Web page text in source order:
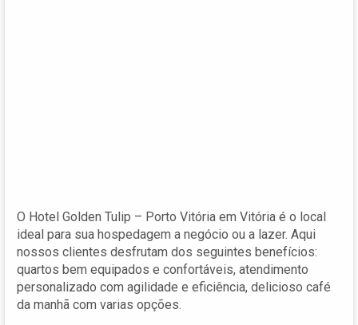
O Hotel Golden Tulip – Porto Vitória em Vitória é o local
ideal para sua hospedagem a negócio ou a lazer. Aqui
nossos clientes desfrutam dos seguintes benefícios:
quartos bem equipados e confortáveis, atendimento
personalizado com agilidade e eficiência, delicioso café
da manhã com varias opções.